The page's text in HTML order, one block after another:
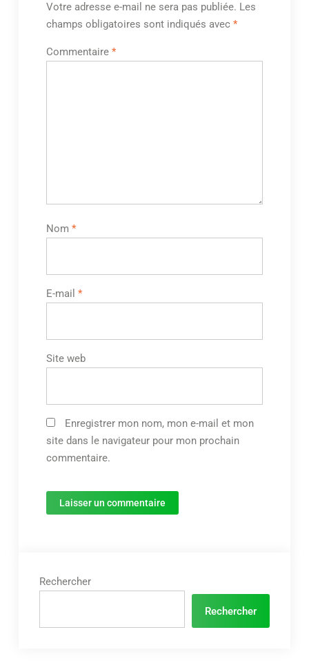
Votre adresse e-mail ne sera pas publiée. Les
champs obligatoires sont indiqués avec *
Commentaire *
Nom *
E-mail *
Site web
Enregistrer mon nom, mon e-mail et mon
site dans le navigateur pour mon prochain
commentaire.
Rechercher
Rechercher